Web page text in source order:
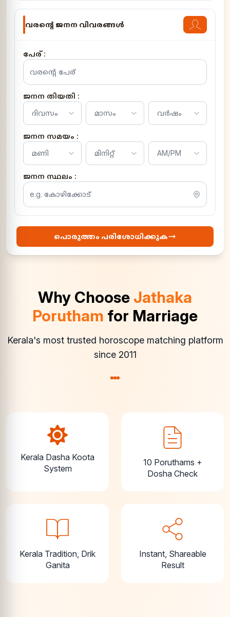
വരന്റെ ജനന വിവരങ്ങൾ
പേര് :
ജനന തിയതി :
ജനന സമയം :
ജനന സ്ഥലം :
പൊരുത്തം പരിശോധിക്കുക
Why Choose Jathaka
Porutham for Marriage
Kerala's most trusted horoscope matching platform
since 2011
Kerala Dasha Koota
System
10 Poruthams +
Dosha Check
Kerala Tradition, Drik
Ganita
Instant, Shareable
Result